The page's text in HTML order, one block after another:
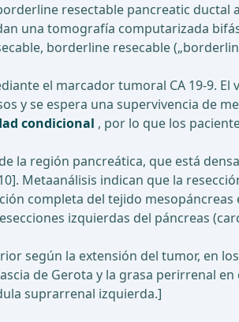
resectable pancreatic ductal
una tomografía computarizada
borderline resecable
el marcador tumoral CA 19-9.
y se espera una supervivencia de
condicional , por lo que los
la región pancreática, que está
Metaanálisis indican que la
completa del tejido
izquierdas del páncreas
según la extensión del tumor, en
de Gerota y la grasa perirrenal
suprarrenal izquierda.]